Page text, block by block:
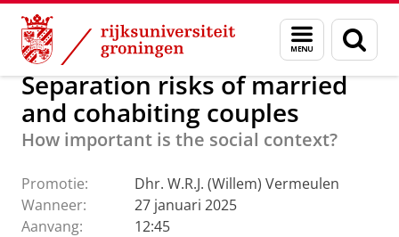
Skip
Content
Skip
Navigation
Menu
en
zoeken
Over ons Actueel Evenementen Promoties
Separation risks of married
and cohabiting couples
How important is the social context?
Promotie:
Dhr. W.R.J. (Willem) Vermeulen
Wanneer:
27 januari 2025
Aanvang:
12:45